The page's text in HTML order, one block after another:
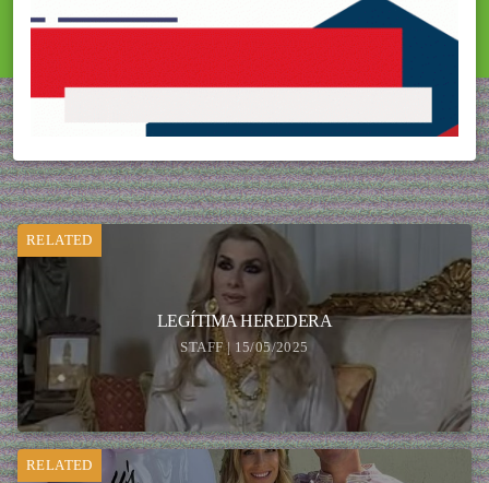
RELATED
LEGÍTIMA HEREDERA
STAFF | 15/05/2025
RELATED